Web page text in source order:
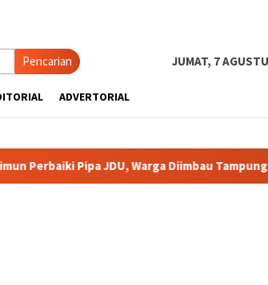
Pencarian JUMAT, 7
ADVERTORIAL
JDU, Warga Diimbau Tampung Air